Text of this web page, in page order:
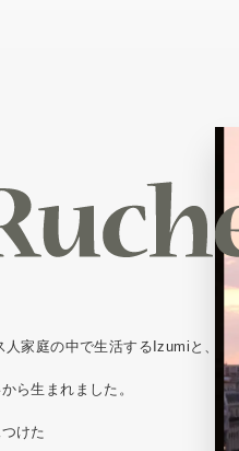
家庭の中で生活するIzumiと、
ら生まれました。
けた